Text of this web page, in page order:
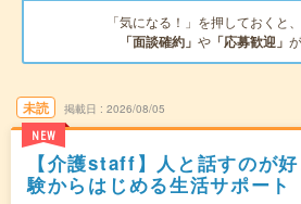
「気になる！」を押しておくと
「面談確約」 や 「応募歓迎」
未読
NEW
掲載日 2026/08/05
【介護staff】人と話すのが
験からはじめる生活サポート